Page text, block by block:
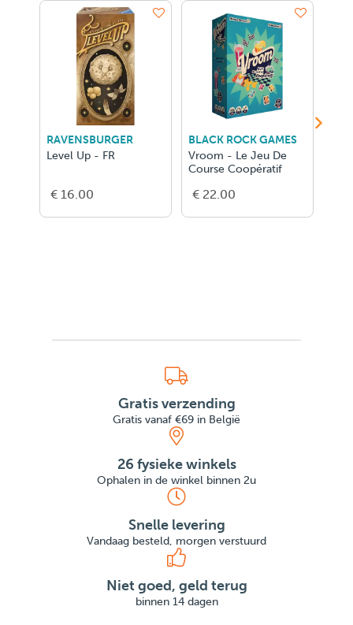
RAVENSBURGER
Level Up - FR
€ 16.00
BLACK ROCK GAMES
Vroom - Le Jeu De
Course Coopératif
€ 22.00
Gratis verzending
Gratis vanaf €69 in België
26 fysieke winkels
Ophalen in de winkel binnen 2u
Snelle levering
Vandaag besteld, morgen verstuurd
Niet goed, geld terug
binnen 14 dagen